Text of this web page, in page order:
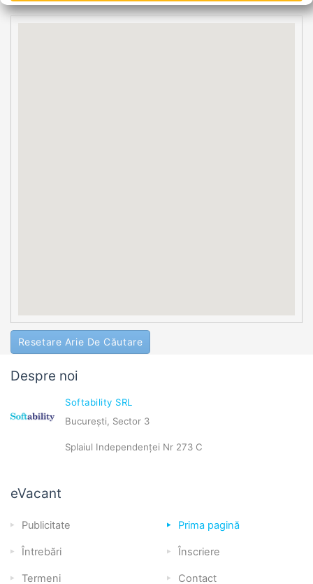
Resetare Arie De Căutare
Despre noi
Softability SRL
București, Sector 3
Splaiul Independenței Nr 273 C
eVacant
Publicitate Prima pagină
Întrebări Înscriere
Termeni Contact